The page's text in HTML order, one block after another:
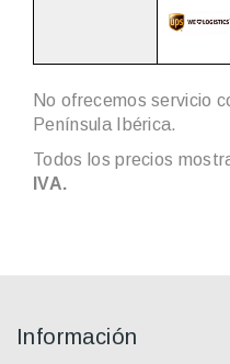
No ofrecemos servicio
Península Ibérica.
Todos los precios
IVA.
Información